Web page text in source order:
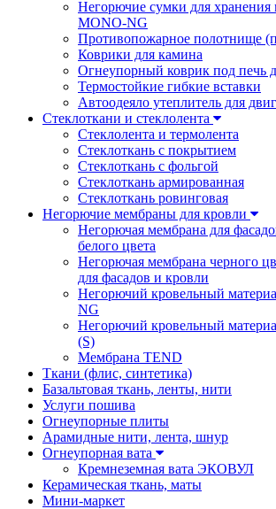
Негорючие сумки для хранения
MONO-NG
Противопожарное полотнище
Коврики для камина
Огнеупорный коврик под печь
Термостойкие гибкие вставки
Автоодеяло утеплитель для
Стеклоткани и стеклолента
Стеклолента и термолента
Стеклоткань с покрытием
Стеклоткань с фольгой
Стеклоткань армированная
Стеклоткань ровинговая
Негорючие мембраны для кровли
Негорючая мембрана для
белого цвета
Негорючая мембрана
для фасадов и кровли
Негорючий кровельный
NG
Негорючий кровельный
(S)
Мембрана TEND
Ткани (флис, синтетика)
Базальтовая ткань, ленты, нити
Услуги пошива
Огнеупорные плиты
Арамидные нити, лента, шнур
Огнеупорная вата
Кремнеземная вата ЭКОВУЛ
Керамическая ткань, маты
Мини-маркет